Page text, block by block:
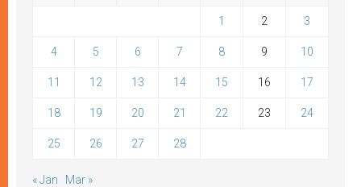
1 2 3
4 5 6 7 8 9 10
11 12 13 14 15 16 17
18 19 20 21 22 23 24
25 26 27 28
« Jan Mar »